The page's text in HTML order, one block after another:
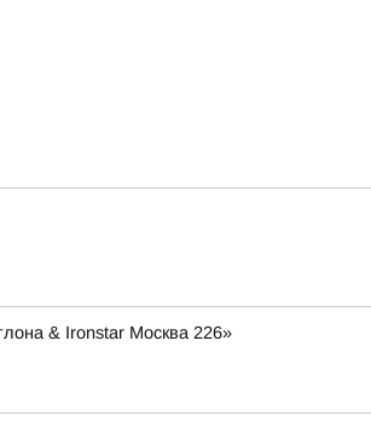
& Ironstar Москва 226»